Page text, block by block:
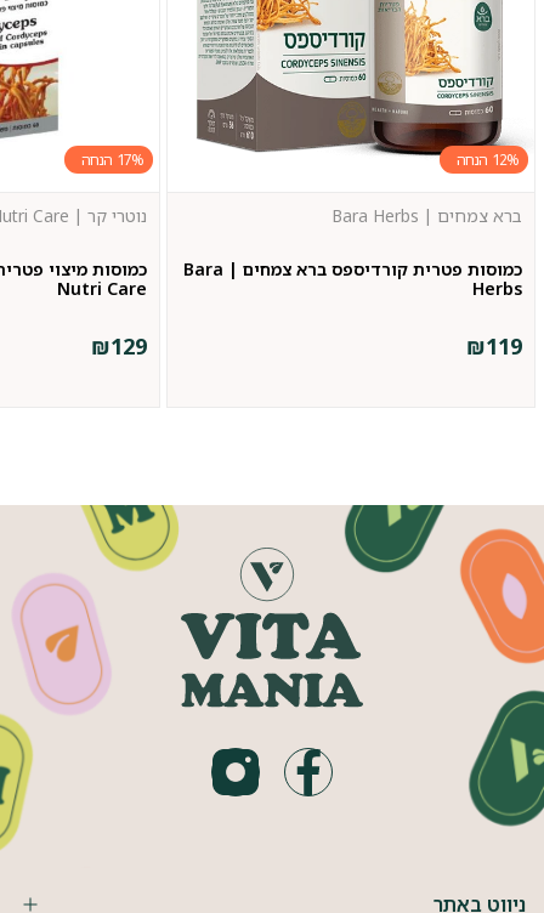
12%
כמוסות פטרית קורדיספס ברא צמחים | Bara
Herbs
ברא צמחים | Bara Herbs
₪119
17%
כמוסות מיצוי
Nutri Care
נוטרי קר | Nutri Care
₪129
ניווט באתר